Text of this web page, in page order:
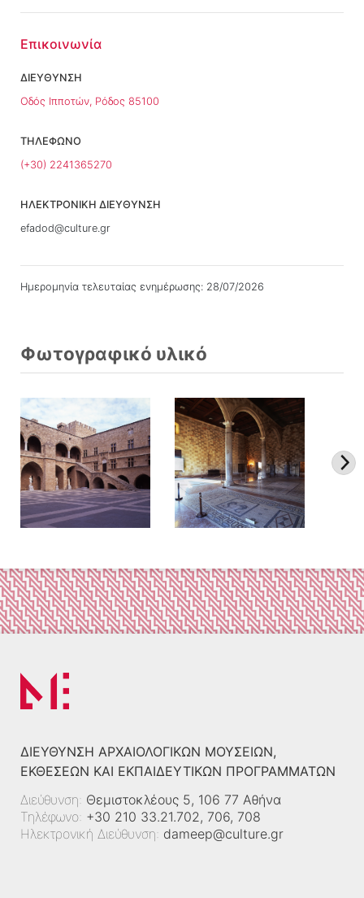
Επικοινωνία
ΔΙΕΥΘΥΝΣΗ
Οδός Ιπποτών, Ρόδος 85100
ΤΗΛΕΦΩΝΟ
(+30) 2241365270
ΗΛΕΚΤΡΟΝΙΚΗ ΔΙΕΥΘΥΝΣΗ
efadod@culture.gr
Ημερομηνία τελευταίας ενημέρωσης: 28/07/2026
Φωτογραφικό υλικό
ΔΙΕΎΘΥΝΣΗ ΑΡΧΑΙΟΛΟΓΙΚΏΝ ΜΟΥΣΕΊΩΝ,
ΕΚΘΈΣΕΩΝ ΚΑΙ ΕΚΠΑΙΔΕΥΤΙΚΏΝ ΠΡΟΓΡΑΜΜΆΤΩΝ
Διεύθυνση: Θεμιστοκλέους 5, 106 77 Αθήνα
Τηλέφωνο: +30 210 33.21.702, 706, 708
Ηλεκτρονική Διεύθυνση: dameep@culture.gr